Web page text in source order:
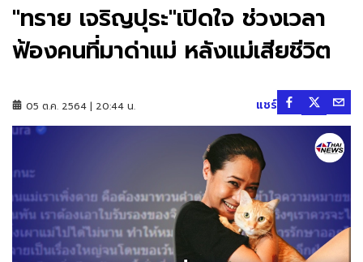
"ทราย เจริญปุระ"เปิดใจ ช่วงเวลา
ฟ้องคนที่มาด่าแม่ หลังแม่เสียชีวิต
05 ต.ค. 2564 | 20:44 น. แชร์